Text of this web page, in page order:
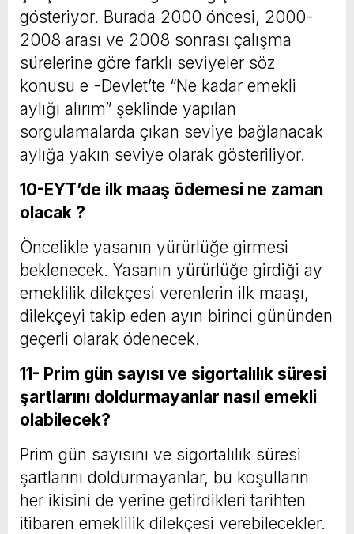
gösteriyor. Burada 2000 öncesi, 2000-
2008 arası ve 2008 sonrası çalışma
sürelerine göre farklı seviyeler söz
konusu e -Devlet’te “Ne kadar emekli
aylığı alırım” şeklinde yapılan
sorgulamalarda çıkan seviye bağlanacak
aylığa yakın seviye olarak gösteriliyor.
10-EYT’de ilk maaş ödemesi ne zaman
olacak ?
Öncelikle yasanın yürürlüğe girmesi
beklenecek. Yasanın yürürlüğe girdiği ay
emeklilik dilekçesi verenlerin ilk maaşı,
dilekçeyi takip eden ayın birinci günün­den
geçerli olarak ödenecek.
11- Prim gün sayısı ve sigortalılık süresi
şartlarını doldurmayan­lar nasıl emekli
olabilecek?
Prim gün sayısını ve sigortalılık süresi
şartlarını doldurmayanlar, bu koşulların
her ikisini de yerine getirdikleri tarihten
itiba­ren emeklilik dilekçesi verebilecekler.